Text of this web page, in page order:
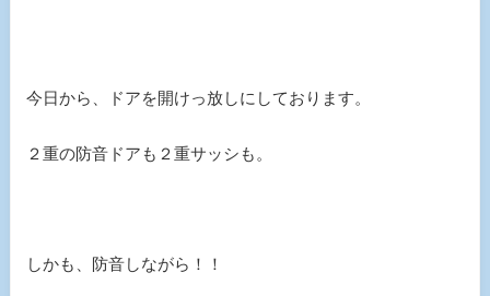
今日から、ドアを開けっ放しにしております。
２重の防音ドアも２重サッシも。
しかも、防音しながら！！